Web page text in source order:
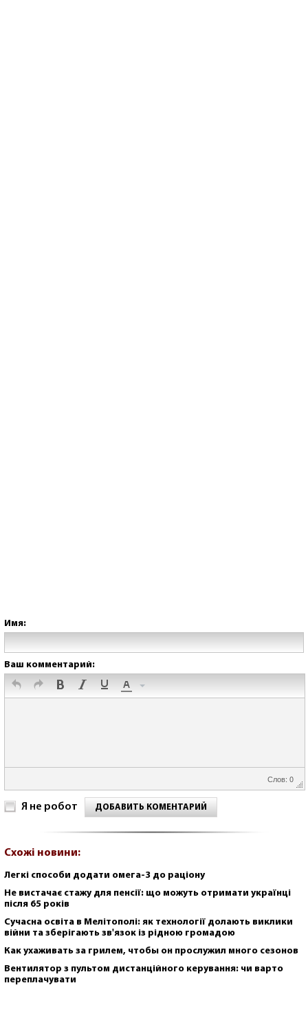
Имя:
Ваш комментарий:
Слов: 0
Я не робот ДОБАВИТЬ КОМЕНТАРИЙ
Схожі новини:
Легкі способи додати омега-3 до раціону
Не вистачає стажу для пенсії: що можуть отримати українці
після 65 років
Сучасна освіта в Мелітополі: як технології долають виклики
війни та зберігають зв'язок із рідною громадою
Как ухаживать за грилем, чтобы он прослужил много сезонов
Вентилятор з пультом дистанційного керування: чи варто
переплачувати